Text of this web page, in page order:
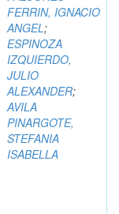
FERRIN, IGNACIO
ANGEL;
ESPINOZA
IZQUIERDO,
JULIO
ALEXANDER;
AVILA
PINARGOTE,
STEFANIA
ISABELLA